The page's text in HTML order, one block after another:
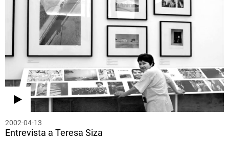
2002-04-13
Entrevista a Teresa Siza